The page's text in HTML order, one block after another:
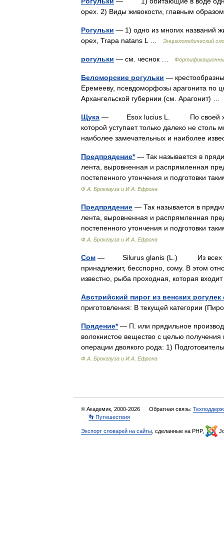
орех. 2) Виды живокости, главным
Рогульки — 1) одно из многих названий
орех, Trapa natans L …
Энциклопедический
рогульки — см. чеснок …
Беломорские рогульки —
Еремееву, псевдоморфозы арагонита по
Архангельской губернии (см. Арагонит)
Щука — Esox lucius L. По своей
которой уступает только далеко не
наиболее замечательных и наиболее
Предпрядение*— Так называется в
лента, выровненная и распрямленная
постепенного утончения и подготовки
Ф.А. Брокгауза и И.А. Ефрона
Предпрядение — Так называется в
лента, выровненная и распрямленная
постепенного утончения и подготовки
Ф.А. Брокгауза и И.А. Ефрона
Сом — Silurus glanis (L.) Из всех
принадлежит, бесспорно, сому. В этом
известно, рыба проходная, которая
Австрийский пирог из венских
приготовления: В текущей категории
Прядение*— П. или прядильное
волокнистое вещество с целью получения
операции двоякого рода: 1)
Ф.А. Брокгауза и И.А. Ефрона
© Академик, 2000-2026 Обратная связь:
👣 Путешествия
Экспорт словарей на сайты , сделанные на PHP,